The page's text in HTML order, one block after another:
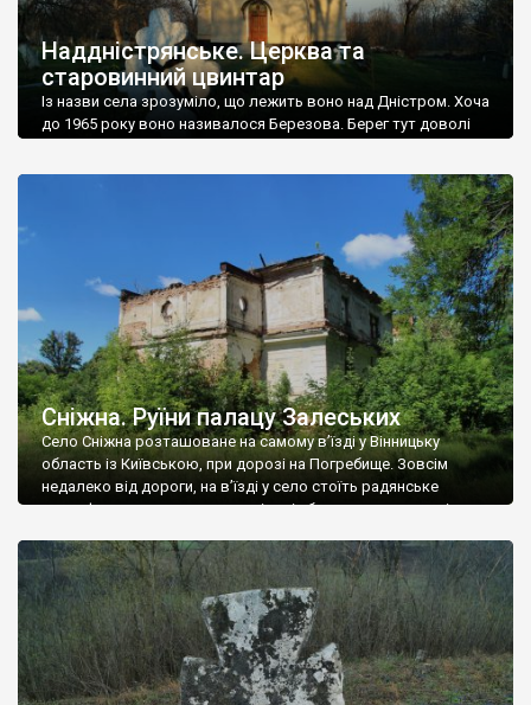
Наддністрянське. Церква та
старовинний цвинтар
Із назви села зрозуміло, що лежить воно над Дністром. Хоча
до 1965 року воно називалося Березова. Берег тут доволі
Наддністрянське відрізняється від більшості навколишніх
сіл. У селі є мурована Михайлівська церква. Точної дати […]
Сніжна. Руїни палацу Залеських
Село Сніжна розташоване на самому в’їзді у Вінницьку
область із Київською, при дорозі на Погребище. Зовсім
недалеко від дороги, на в’їзді у село стоїть радянське
рельєфне пано, яке показує жінку і яблуню, а трохи далі, десь
не видно, але видно дві стареньких колії у траві – […]